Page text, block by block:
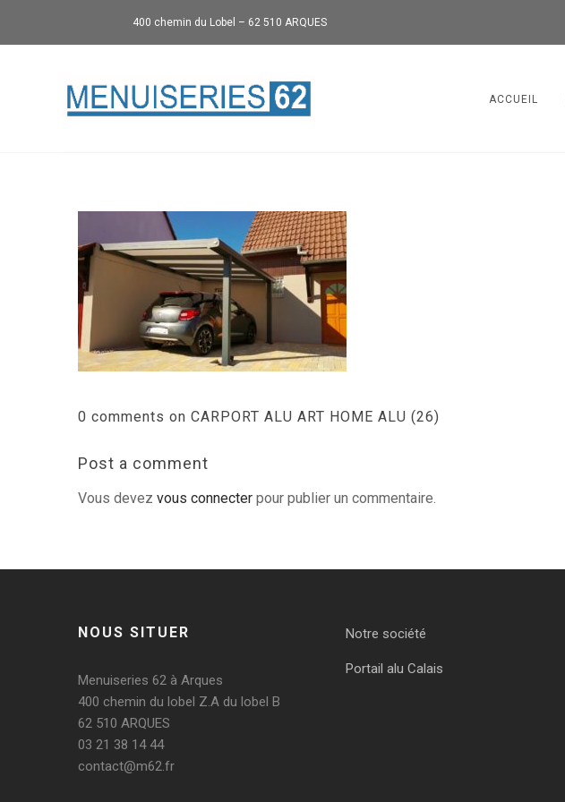
400 chemin du Lobel – 62 510 ARQUES
ACCUEIL
0 comments on CARPORT ALU ART HOME ALU (26)
Post a comment
Vous devezvous connecter pour publier un commentaire.
NOUS SITUER
Menuiseries 62 à Arques
400 chemin du lobel Z.A du lobel B
62 510 ARQUES
03 21 38 14 44
contact@m62.fr
Notre société
Portail alu Calais